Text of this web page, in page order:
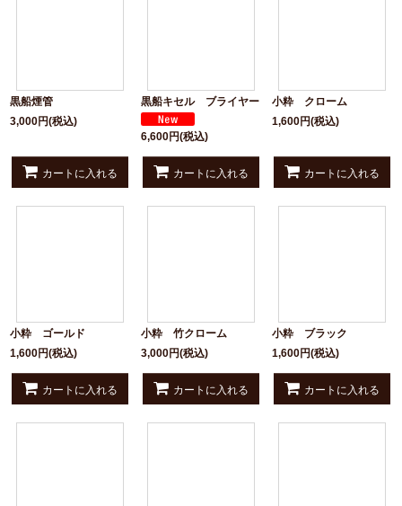
黒船煙管
3,000円(税込)
カートに入れる
黒船キセル ブライヤー
6,600円(税込)
カートに入れる
小粋 クローム
1,600円(税込)
カートに入れる
小粋 ゴールド
1,600円(税込)
カートに入れる
小粋 竹クローム
3,000円(税込)
カートに入れる
小粋 ブラック
1,600円(税込)
カートに入れる